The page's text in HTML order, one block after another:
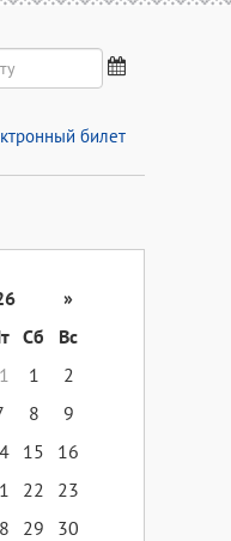
билет
»
Сб
Вс
1
2
8
9
15
16
22
23
29
30